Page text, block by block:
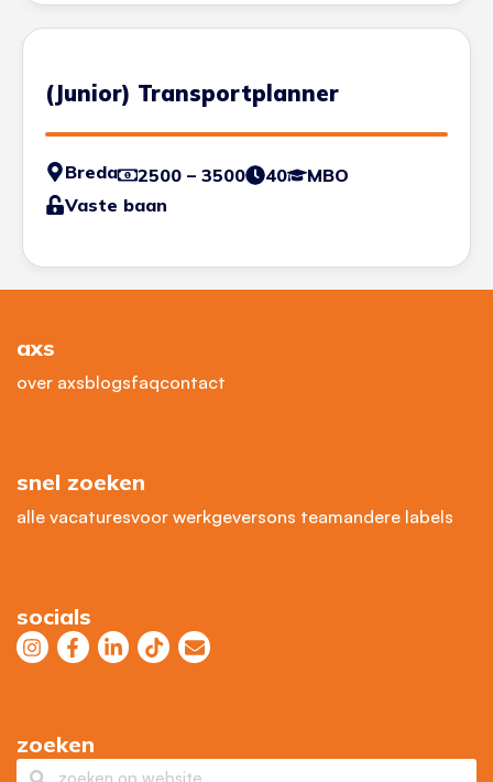
(Junior) Transportplanner
Breda 2500 – 3500 40
MBO
Vaste baan
axs
over axsblogsfaqcontact
snel zoeken
alle vacaturesvoor werkgeversons teamandere labels
socials
zoeken